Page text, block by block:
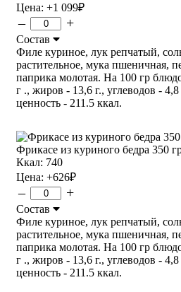
Цена: +1 099₽
– +
Состав
Филе куриное, лук репчатый,
растительное, мука пшеничная,
паприка молотая. На 100 гр
г ., жиров - 13,6 г., углеводов -
ценность - 211.5 ккал.
Фрикасе из куриного бедра 350
Ккал: 740
Цена: +626₽
– +
Состав
Филе куриное, лук репчатый,
растительное, мука пшеничная,
паприка молотая. На 100 гр
г ., жиров - 13,6 г., углеводов -
ценность - 211.5 ккал.